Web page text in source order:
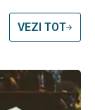
VEZI TOT